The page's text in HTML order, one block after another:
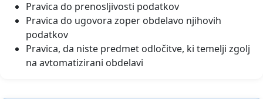
Pravica do prenosljivosti podatkov
Pravica do ugovora zoper obdelavo njihovih
podatkov
Pravica, da niste predmet odločitve, ki temelji zgolj
na avtomatizirani obdelavi